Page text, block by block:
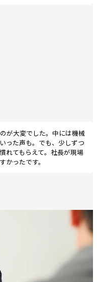
が大変でした。中には機械
った声も。でも、少しずつ
れてもらえて。社長が現場
かったです。